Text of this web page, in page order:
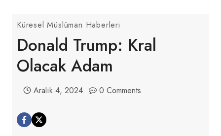
Küresel Müslüman Haberleri
Donald Trump: Kral
Olacak Adam
Aralık 4, 2024 0 Comments